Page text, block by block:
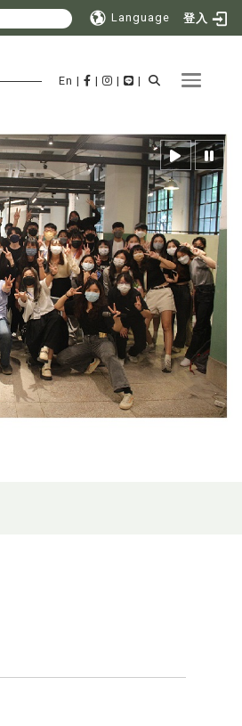
Language 登入
Toggle
En | | | |